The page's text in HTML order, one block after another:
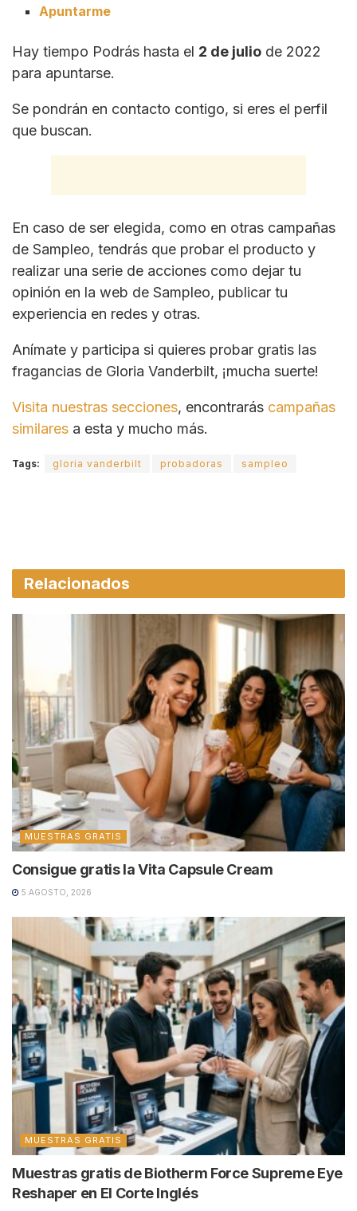
Apuntarme
Hay tiempo Podrás hasta el 2 de julio de 2022
para apuntarse.
Se pondrán en contacto contigo, si eres el perfil
que buscan.
En caso de ser elegida, como en otras campañas
de Sampleo, tendrás que probar el producto y
realizar una serie de acciones como dejar tu
opinión en la web de Sampleo, publicar tu
experiencia en redes y otras.
Anímate y participa si quieres probar gratis las
fragancias de Gloria Vanderbilt, ¡mucha suerte!
Visita nuestras secciones, encontrarás campañas
similares a esta y mucho más.
Tags: gloria vanderbilt probadoras sampleo
Relacionados
MUESTRAS GRATIS
Consigue gratis la Vita Capsule Cream
5 AGOSTO, 2026
MUESTRAS GRATIS
Muestras gratis de Biotherm Force Supreme Eye
Reshaper en El Corte Inglés